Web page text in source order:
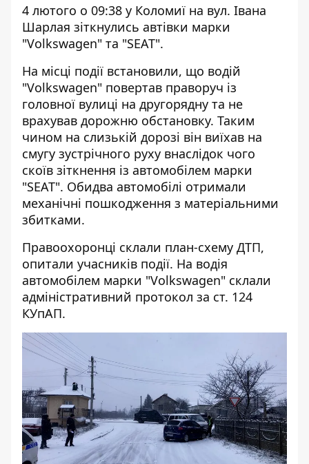
4 лютого о 09:38 у Коломиї на вул. Івана
Шарлая зіткнулись автівки марки
"Volkswagen" та "SEAT".
На місці події встановили, що водій
"Volkswagen" повертав праворуч із
головної вулиці на другорядну та не
врахував дорожню обстановку. Таким
чином на слизькій дорозі він виїхав на
смугу зустрічного руху внаслідок чого
скоїв зіткнення із автомобілем марки
"SEAT". Обидва автомобілі отримали
механічні пошкодження з матеріальними
збитками.
Правоохоронці склали план-схему ДТП,
опитали учасників події. На водія
автомобілем марки "Volkswagen" склали
адміністративний протокол за ст. 124
КУпАП.